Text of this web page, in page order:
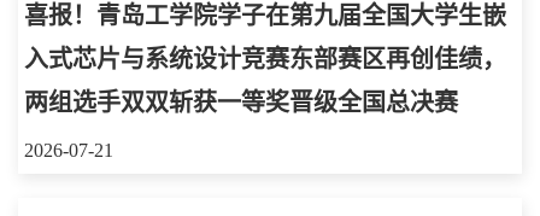
喜报！青岛工学院学子在第九届全国大学生嵌
入式芯片与系统设计竞赛东部赛区再创佳绩，
两组选手双双斩获一等奖晋级全国总决赛
2026-07-21